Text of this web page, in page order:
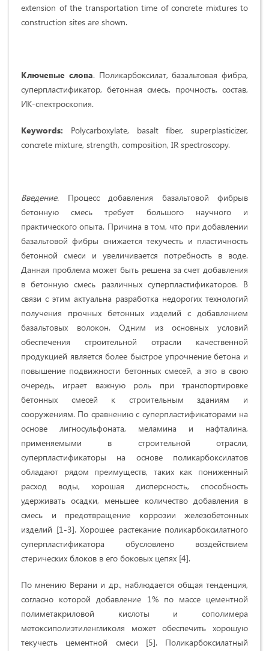
extension of the transportation time of concrete mixtures to
construction sites are shown.
Ключевые слова. Поликарбоксилат, базальтовая фибра,
суперпластификатор, бетонная смесь, прочность, состав,
ИК-спектроскопия.
Keywords: Polycarboxylate, basalt fiber, superplasticizer,
concrete mixture, strength, composition, IR spectroscopy.
Введение. Процесс добавления базальтовой фибрыв
бетонную смесь требует большого научного и
практического опыта. Причина в том, что при добавлении
базальтовой фибры снижается текучесть и пластичность
бетонной смеси и увеличивается потребность в воде.
Данная проблема может быть решена за счет добавления
в бетонную смесь различных суперпластификаторов. В
связи с этим актуальна разработка недорогих технологий
получения прочных бетонных изделий с добавлением
базальтовых волокон. Одним из основных условий
обеспечения строительной отрасли качественной
продукцией является более быстрое упрочнение бетона и
повышение подвижности бетонных смесей, а это в свою
очередь, играет важную роль при транспортировке
бетонных смесей к строительным зданиям и
сооружениям. По сравнению с суперпластификаторами на
основе лигносульфоната, меламина и нафталина,
применяемыми в строительной отрасли,
суперпластификаторы на основе поликарбоксилатов
обладают рядом преимуществ, таких как пониженный
расход воды, хорошая дисперсность, способность
удерживать осадки, меньшее количество добавления в
смесь и предотвращение коррозии железобетонных
изделий [1-3]. Хорошее растекание поликарбоксилатного
суперпластификатора обусловлено воздействием
стерических блоков в его боковых цепях [4].
По мнению Верани и др., наблюдается общая тенденция,
согласно которой добавление 1% по массе цементной
полиметакриловой кислоты и сополимера
метоксиполиэтиленгликоля может обеспечить хорошую
текучесть цементной смеси [5]. Поликарбоксилатный